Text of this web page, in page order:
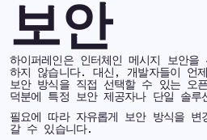
보안
하이퍼레인은 인터체인 메시지 보안
하지 않습니다. 대신, 개발자들이 언
보안 방식을 직접 선택할 수 있는 오
덕분에 특정 보안 제공자나 단일 솔
필요에 따라 자유롭게 보안 방식을 변
갈 수 있습니다.